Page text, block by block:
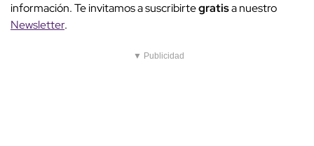
información. Te invitamos a suscribirtegratisa nuestro
Newsletter.
▼ Publicidad